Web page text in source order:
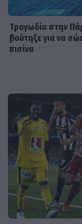
χρειάζεται σιωπή»
κρυμμένο μαχαίρι
εκδίκηση
SHOWBIZ
Γεράσιμος
εποχή που
πλάσμα»
SHOWBIZ
Μαρία Ηλιάκη: Το
Τραγωδία στην
βούτηξε για να
πισίνα